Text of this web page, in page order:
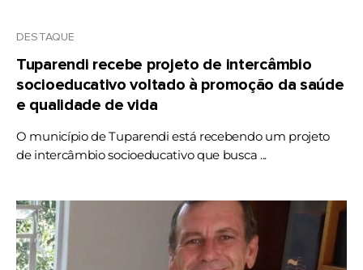
DESTAQUE
Tuparendi recebe projeto de intercâmbio
socioeducativo voltado à promoção da saúde
e qualidade de vida
O município de Tuparendi está recebendo um projeto
de intercâmbio socioeducativo que busca ...